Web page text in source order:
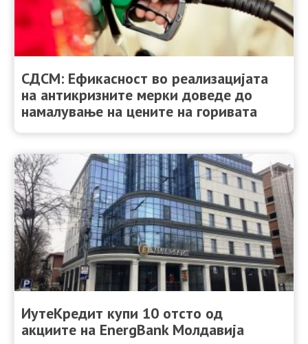
СДСМ: Ефикасност во реализацијата
на антикризните мерки доведе до
намалување на цените на горивата
ИутеКредит купи 10 отсто од
акциите на EnergBank Молдавија